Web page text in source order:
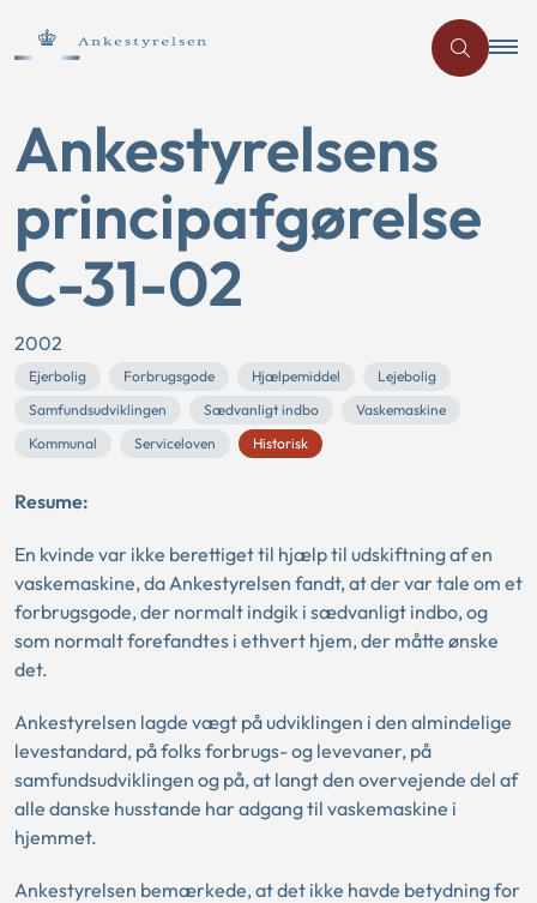
Ankestyrelsens
principafgørelse
C-31-02
2002
Ejerbolig Forbrugsgode Hjælpemiddel
Lejebolig
Samfundsudviklingen
Sædvanligt indbo
Vaskemaskine
Kommunal
Serviceloven Historisk
Resume:
En kvinde var ikke berettiget til hjælp til udskiftning af en
vaskemaskine, da Ankestyrelsen fandt, at der var tale om et
forbrugsgode, der normalt indgik i sædvanligt indbo, og
som normalt forefandtes i ethvert hjem, der måtte ønske
det.
Ankestyrelsen lagde vægt på udviklingen i den almindelige
levestandard, på folks forbrugs- og levevaner, på
samfundsudviklingen og på, at langt den overvejende del af
alle danske husstande har adgang til vaskemaskine i
hjemmet.
Ankestyrelsen bemærkede, at det ikke havde betydning for